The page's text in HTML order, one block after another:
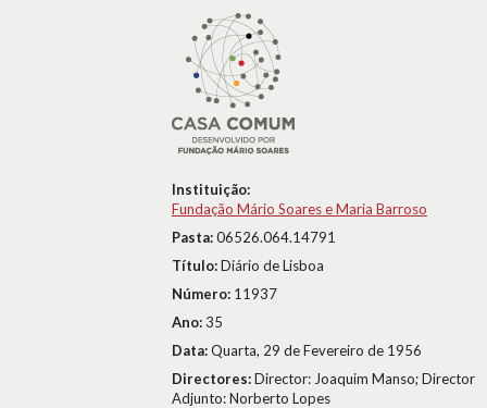
Instituição:
Fundação Mário Soares e Maria Barroso
Pasta:06526.064.14791
Título:Diário de Lisboa
Número: 11937
Ano:35
Data:Quarta, 29 de Fevereiro de 1956
Directores:Director: Joaquim Manso; Director
Adjunto: Norberto Lopes